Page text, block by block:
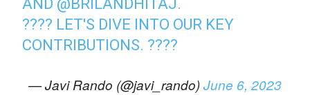
AND @BRILANDHITAJ.
???? LET'S DIVE INTO OUR KEY
CONTRIBUTIONS. ????
— Javi Rando (@javi_rando)June 6, 2023